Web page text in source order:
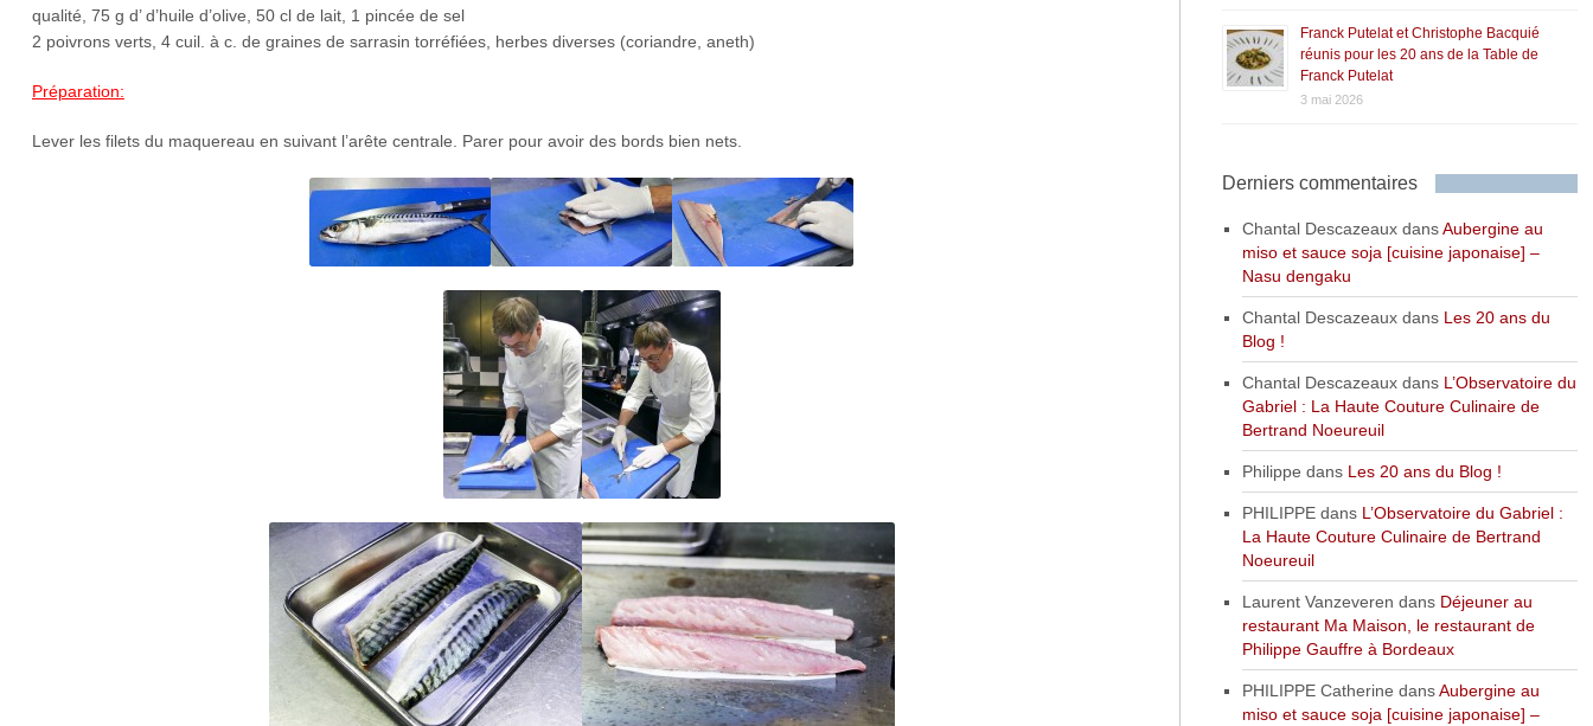
qualité, 75 g d’ d’huile d’olive, 50 cl de lait, 1 pincée de sel
2 poivrons verts, 4 cuil. à c. de graines de sarrasin torréfiées, herbes diverses (coriandre, aneth)
Préparation:
Lever les filets du maquereau en suivant l’arête centrale. Parer pour avoir des bords bien nets.
Franck Putelat et Christophe Bacquié
réunis pour les 20 ans de la Table de
Franck Putelat
3 mai 2026
Derniers commentaires
Chantal DescazeauxdansAubergine au
miso et sauce soja [cuisine japonaise] –
Nasu dengaku
Chantal Descazeauxdans Les 20 ans du
Blog !
Chantal Descazeauxdans L’Observatoire du
Gabriel : La Haute Couture Culinaire de
Bertrand Noeureuil
Philippe dans Les 20 ans du Blog !
PHILIPPEdans L’Observatoire du Gabriel :
La Haute Couture Culinaire de Bertrand
Noeureuil
Laurent Vanzeveren dans Déjeuner au
restaurant Ma Maison, le restaurant de
Philippe Gauffre à Bordeaux
PHILIPPE Catherine dansAubergine au
miso et sauce soja [cuisine japonaise] –